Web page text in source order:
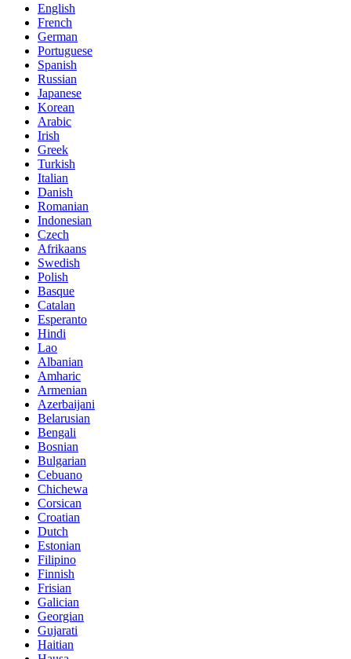
English
French
German
Portuguese
Spanish
Russian
Japanese
Korean
Arabic
Irish
Greek
Turkish
Italian
Danish
Romanian
Indonesian
Czech
Afrikaans
Swedish
Polish
Basque
Catalan
Esperanto
Hindi
Lao
Albanian
Amharic
Armenian
Azerbaijani
Belarusian
Bengali
Bosnian
Bulgarian
Cebuano
Chichewa
Corsican
Croatian
Dutch
Estonian
Filipino
Finnish
Frisian
Galician
Georgian
Gujarati
Haitian